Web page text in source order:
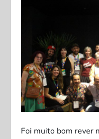
Foi muito bom rever